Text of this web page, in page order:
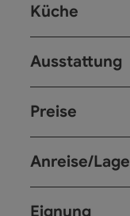
Küche
Ausstattung
Preise
Anreise/Lage
Eignung